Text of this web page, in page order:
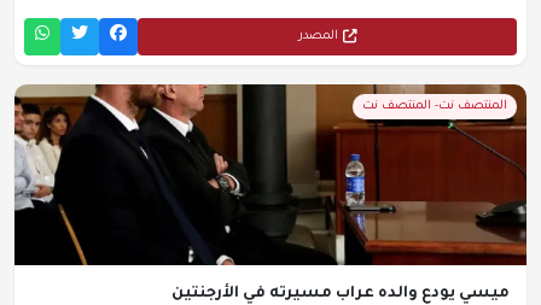
المصدر
المنتصف نت- المنتصف نت
ميسي يودع والده عراب مسيرته في الأرجنتين